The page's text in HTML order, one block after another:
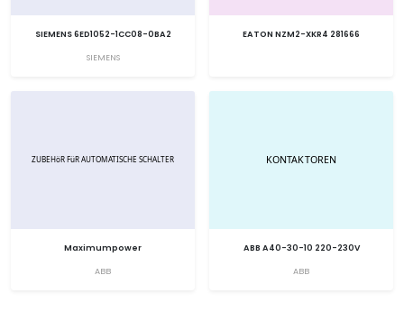
SIEMENS 6ED1052-1CC08-0BA2
SIEMENS
EATON NZM2-XKR4 281666
Maximumpower
ABB
ABB A40-30-10 220-230V
ABB